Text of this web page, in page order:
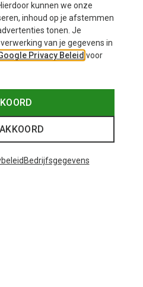
kunnen we onze
inhoud op je afstemmen
tonen. Je
van je gegevens in
Privacy Beleid voor
Bedrijfsgegevens